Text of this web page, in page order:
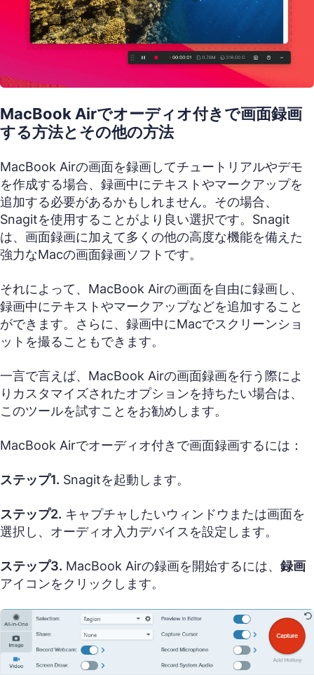
MacBook Airでオーディオ付きで画面録画
する方法とその他の方法
MacBook Airの画面を録画してチュートリアルやデモ
を作成する場合、録画中にテキストやマークアップを
追加する必要があるかもしれません。その場合、
Snagitを使用することがより良い選択です。Snagit
は、画面録画に加えて多くの他の高度な機能を備えた
強力なMacの画面録画ソフトです。
それによって、MacBook Airの画面を自由に録画し、
録画中にテキストやマークアップなどを追加すること
ができます。さらに、録画中にMacでスクリーンショ
ットを撮ることもできます。
一言で言えば、MacBook Airの画面録画を行う際によ
りカスタマイズされたオプションを持ちたい場合は、
このツールを試すことをお勧めします。
MacBook Airでオーディオ付きで画面録画するには：
ステップ1. Snagitを起動します。
ステップ2. キャプチャしたいウィンドウまたは画面を
選択し、オーディオ入力デバイスを設定します。
ステップ3. MacBook Airの録画を開始するには、 録画
アイコンをクリックします。